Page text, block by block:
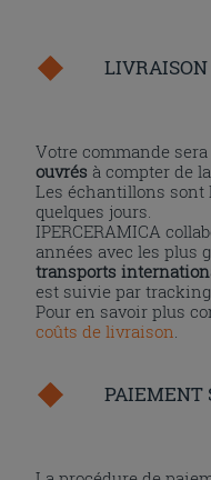
Votre commande
ouvrés à compter de
Les échantillons sont
quelques jours.
IPERCERAMICA
années avec les plus
transports
est suivie par tracking.
Pour en savoir plus
coûts de livraison
PAIEMENT